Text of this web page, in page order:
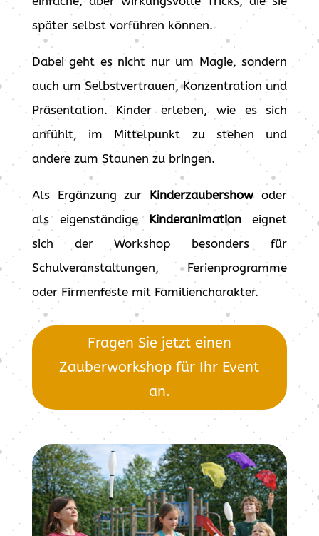
später selbst vorführen können.
Dabei geht es nicht nur um Magie, sondern
auch um Selbstvertrauen, Konzentration und
Präsentation. Kinder erleben, wie es sich
anfühlt, im Mittelpunkt zu stehen und
andere zum Staunen zu bringen.
Als Ergänzung zur Kinderzaubershowoder
als eigenständige Kinderanimation eignet
sich der Workshop besonders für
Schulveranstaltungen, Ferienprogramme
oder Firmenfeste mit Familiencharakter.
Fragen Sie jetzt einen
Zauberworkshop für Ihr Event
an.